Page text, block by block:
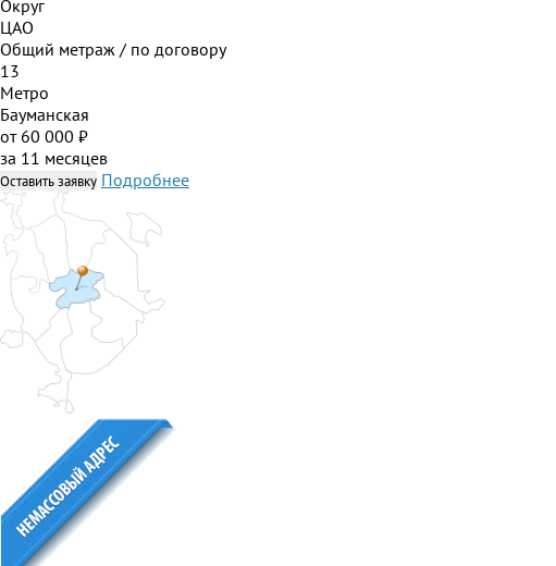
Округ
ЦАО
Общий метраж / по договору
13
Метро
Бауманская
от 60 000 ₽
за 11 месяцев
Оставить заявку Подробнее